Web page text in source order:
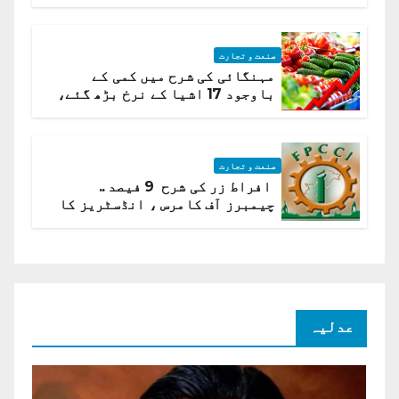
صنعت و تجارت
مہنگائی کی شرح میں کمی کے
باوجود 17 اشیا کے نرخ بڑھ گئے،
صنعت و تجارت
افراط زر کی شرح 9 فیصد ..
چیمبرز آف کامرس ، انڈسٹریز کا
عدلیہ